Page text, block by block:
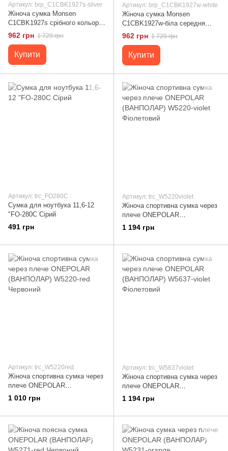
Артикул: brp_C1CBK1927s-silver
Жіноча сумка Monsen
C1CBK1927s срібного кольору
середнього розміру з
поліестеру Тайвань
962 грн 1 729 грн
Купити
Артикул: brp_C1CBK1927w-white
Жіноча сумка Monsen
C1CBK1927w-біла середня
поліестерова горизонтальна
для носіння в руці
962 грн 1 729 грн
Купити
Артикул: trc_FO280C
Сумка для ноутбука 11,6-12
"FO-280C Сірий
491 грн
Артикул: trc_W5220violet
Жіноча спортивна сумка через
плече ONEPOLAR
(ВАНПОЛАР) W5220-violet
Фіолетовий
1 194 грн
Артикул: trc_W5220red
Жіноча спортивна сумка через
плече ONEPOLAR
(ВАНПОЛАР) W5220-red
Червоний
1 010 грн
Артикул: trc_W5637violet
Жіноча спортивна сумка через
плече ONEPOLAR
(ВАНПОЛАР) W5637-violet
Фіолетовий
1 194 грн